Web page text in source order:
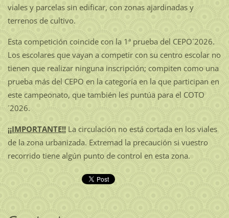
viales y parcelas sin edificar, con zonas ajardinadas y
terrenos de cultivo.
Esta competición coincide con la 1ª prueba del CEPO´2026.
Los escolares que vayan a competir con su centro escolar no
tienen que realizar ninguna inscripción; compiten como una
prueba más del CEPO en la categoría en la que participan en
este campeonato, que también les puntúa para el COTO
´2026.
¡¡IMPORTANTE!!La circulación no está cortada en los viales
de la zona urbanizada. Extremad la precaución si vuestro
recorrido tiene algún punto de control en esta zona.